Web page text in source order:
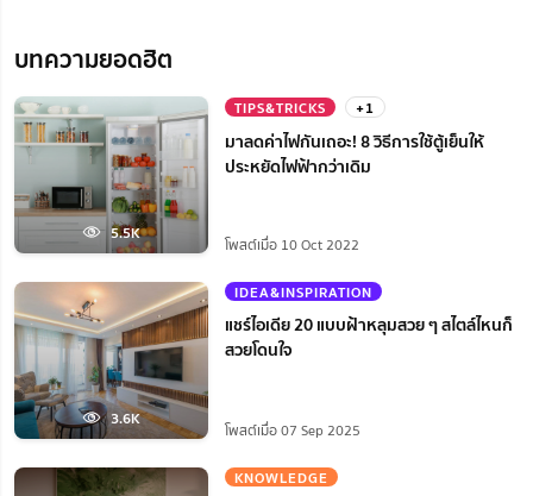
บทความยอดฮิต
5.5K
TIPS&TRICKS +1
มาลดค่าไฟกันเถอะ! 8 วิธีการใช้ตู้เย็นให้
ประหยัดไฟฟ้ากว่าเดิม
โพสต์เมื่อ 10 Oct 2022
3.6K
IDEA&INSPIRATION
แชร์ไอเดีย 20 แบบฝ้าหลุมสวย ๆ สไตล์ไหนก็
สวยโดนใจ
โพสต์เมื่อ 07 Sep 2025
KNOWLEDGE